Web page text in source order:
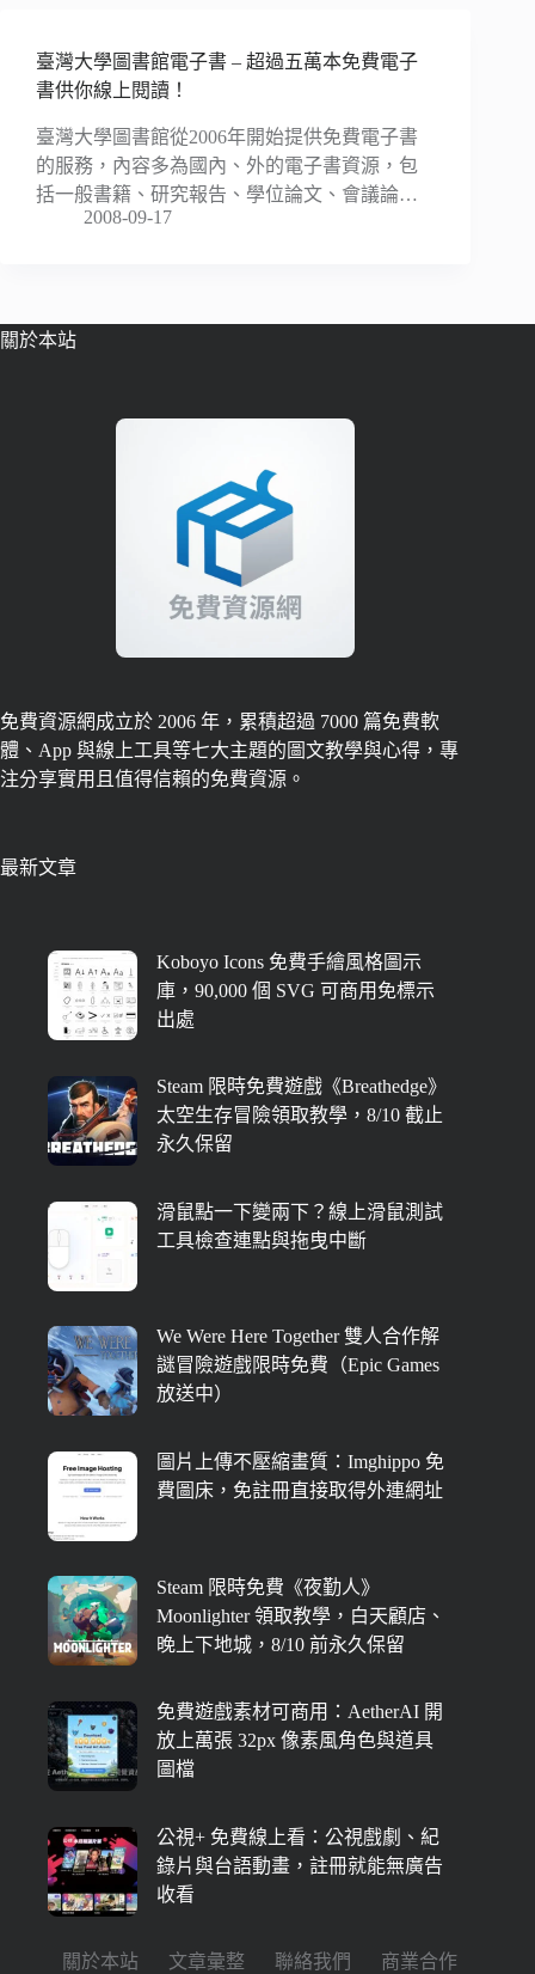
臺灣大學圖書館電子書 – 超過五萬本免費電子
書供你線上閱讀！
臺灣大學圖書館從2006年開始提供免費電子書
的服務，內容多為國內、外的電子書資源，包
括一般書籍、研究報告、學位論文、會議論…
2008-09-17
關於本站
免費資源網成立於 2006 年，累積超過 7000 篇免費軟
體、App 與線上工具等七大主題的圖文教學與心得，專
注分享實用且值得信賴的免費資源。
最新文章
Koboyo Icons 免費手繪風格圖示
庫，90,000 個 SVG 可商用免標示
出處
Steam 限時免費遊戲《Breathedge》
太空生存冒險領取教學，8/10 截止
永久保留
滑鼠點一下變兩下？線上滑鼠測試
工具檢查連點與拖曳中斷
We Were Here Together 雙人合作解
謎冒險遊戲限時免費（Epic Games
放送中）
圖片上傳不壓縮畫質：Imghippo 免
費圖床，免註冊直接取得外連網址
Steam 限時免費《夜勤人》
Moonlighter 領取教學，白天顧店、
晚上下地城，8/10 前永久保留
免費遊戲素材可商用：AetherAI 開
放上萬張 32px 像素風角色與道具
圖檔
公視+ 免費線上看：公視戲劇、紀
錄片與台語動畫，註冊就能無廣告
收看
關於本站 文章彙整 聯絡我們 商業合作